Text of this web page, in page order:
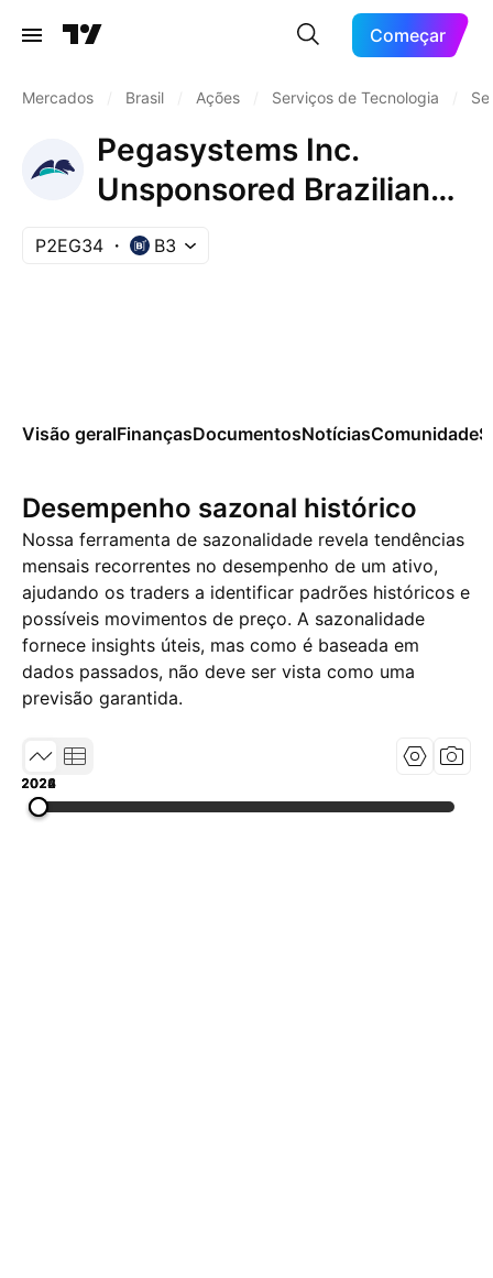
Começar
Mercados Brasil Ações Serviços de Tecnologia
Pegasystems Inc.
Unsponsored Brazilian
Depositary Receipt Repr
P2EG34 B3
Visão geralFinançasDocumentosNotíciasComunidade
Desempenho sazonal histórico
Nossa ferramenta de sazonalidade revela tendências
mensais recorrentes no desempenho de um ativo,
ajudando os traders a identificar padrões históricos e
possíveis movimentos de preço. A sazonalidade
fornece insights úteis, mas como é baseada em
dados passados, não deve ser vista como uma
previsão garantida.
2022
2024
2026